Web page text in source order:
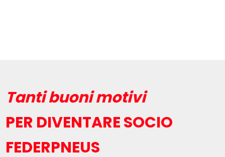
Tanti buoni motivi
PER DIVENTARE SOCIO
FEDERPNEUS